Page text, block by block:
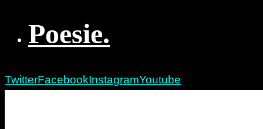
Poesie.
TwitterFacebookInstagramYoutube